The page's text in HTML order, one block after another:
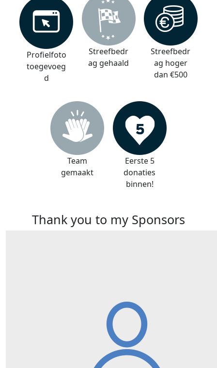
Profielfoto
toegevoeg
d
Streefbedr
ag gehaald
Streefbedr
ag hoger
dan €500
Team
gemaakt
Eerste 5
donaties
binnen!
Thank you to my Sponsors